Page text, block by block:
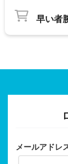
早い者
メールアドレ